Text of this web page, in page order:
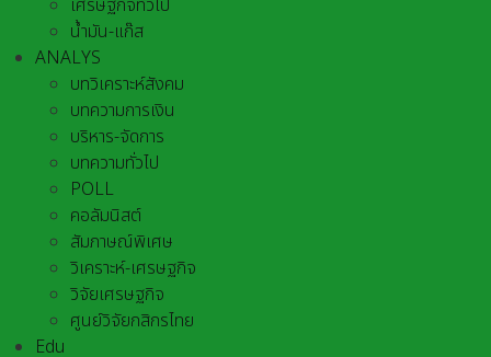
เศรษฐกิจทั่วไป
น้ำมัน-แก๊ส
ANALYS
บทวิเคราะห์สังคม
บทความการเงิน
บริหาร-จัดการ
บทความทั่วไป
POLL
คอลัมนิสต์
สัมภาษณ์พิเศษ
วิเคราะห์-เศรษฐกิจ
วิจัยเศรษฐกิจ
ศูนย์วิจัยกสิกรไทย
Edu